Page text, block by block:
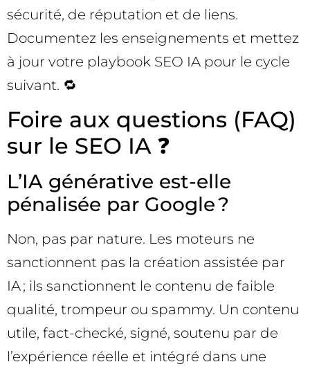
sécurité, de réputation et de liens.
Documentez les enseignements et mettez
à jour votre playbook SEO IA pour le cycle
suivant. 🔁
Foire aux questions (FAQ)
sur le SEO IA ❓
L’IA générative est-elle
pénalisée par Google ?
Non, pas par nature. Les moteurs ne
sanctionnent pas la création assistée par
IA ; ils sanctionnent le contenu de faible
qualité, trompeur ou spammy. Un contenu
utile, fact-checké, signé, soutenu par de
l’expérience réelle et intégré dans une